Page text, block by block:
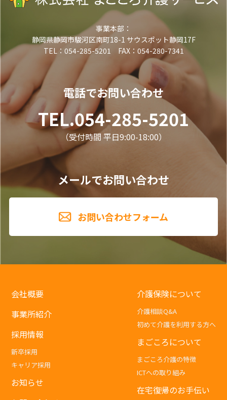
事業本部：
静岡県静岡市駿河区南町18-1 サウスポット静岡17F
TEL：054-285-5201 FAX：054-280-7341
電話でお問い合わせ
TEL.054-285-5201
（受付時間 平日9:00-18:00）
メールでお問い合わせ
お問い合わせフォーム
会社概要
事業所紹介
採用情報
新卒採用
キャリア採用
お知らせ
介護保険について
介護相談Q&A
初めて介護を利用する方へ
まごころについて
まごころ介護の特徴
ICTへの取り組み
在宅復帰のお手伝い